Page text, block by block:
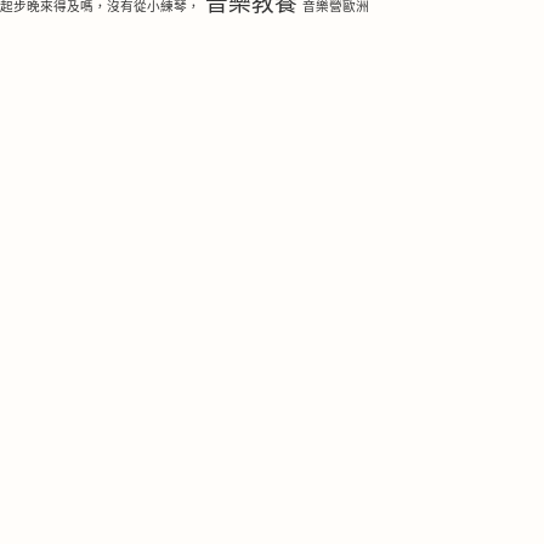
步晚來得及嗎，沒有從小練琴，
音樂營歐洲